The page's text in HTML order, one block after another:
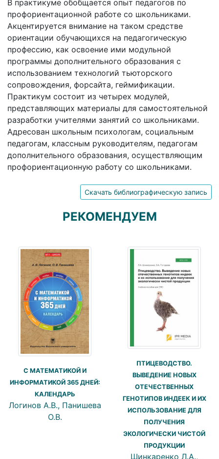
В практикуме обобщается опыт педагогов по
профориентационной работе со школьниками.
Акцентируется внимание на таком средстве
ориентации обучающихся на педагогическую
профессию, как освоение ими модульной
программы дополнительного образования с
использованием технологий тьюторского
сопровождения, форсайта, геймификации.
Практикум состоит из четырех модулей,
представляющих материалы для самостоятельной
разработки учителями занятий со школьниками.
Адресован школьным психологам, социальным
педагогам, классным руководителям, педагогам
дополнительного образования, осуществляющим
профориентационную работу со школьниками.
Скачать библиографическую запись
РЕКОМЕНДУЕМ
С МАТЕМАТИКОЙ И
ИНФОРМАТИКОЙ 365 ДНЕЙ:
КАЛЕНДАРЬ
Логинов А.В., Панишева
О.В.
ПТИЦЕВОДСТВО.
ВЫВЕДЕНИЕ НОВЫХ
ОТЕЧЕСТВЕННЫХ
ГЕНОТИПОВ ИНДЕЕК И ИХ
ИСПОЛЬЗОВАНИЕ ДЛЯ
ПОЛУЧЕНИЯ
ЭКОЛОГИЧЕСКИ ЧИСТОЙ
ПРОДУКЦИИ
Шинкаренко Л.А.,